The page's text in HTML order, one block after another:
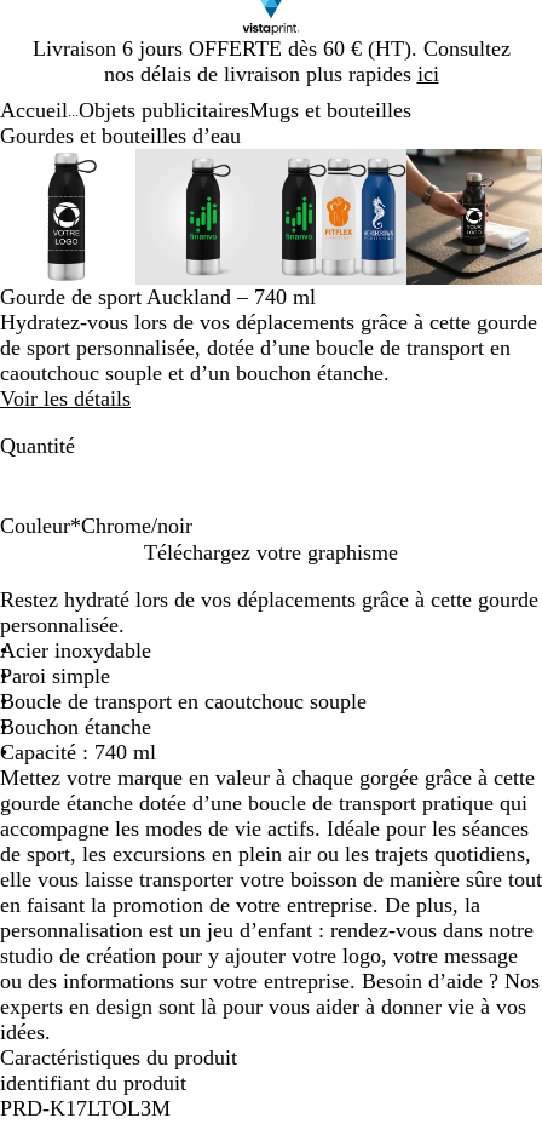
Livraison 6 jours OFFERTE dès 60 € (HT). Consultez
nos délais de livraison plus rapides ici
Diapositive
1
Accueil Objets publicitairesMugs et bouteilles
Gourdes et bouteilles d’eau
Image
zoomable
Zoom
au
minimum
Cliquez
pour
développer
Utilisez
les
touches
plus
et
moins
zoomer
et
les
touches
fléchées
défiler
Image
zoomable
Zoom
au
minimum
Cliquez
pour
développer
Utilisez
les
touches
plus
et
moins
zoomer
et
Image
zoomable
Zoom
minimum
Cliquez
pour
développer
Utilisez
touches
plus
et
moins
pour
zoomer
Image
Zoom
au
Cliquez
pour
Utilisez
les
touches
plus
et
moins
pour
zoomer
Diapositive
Gourde de sport Auckland – 740 ml
Hydratez-vous lors de vos déplacements grâce à cette gourde
de sport personnalisée, dotée d’une boucle de transport en
caoutchouc souple et d’un bouchon étanche.
Voir les détails
Quantité
Couleur*Chrome/noir
r
o
m
e
/
n
o
i
r
r
o
m
e
/
b
l
a
n
c
r
o
m
e
/
b
l
e
u
r
o
y
a
l
Téléchargez votre graphisme
Restez hydraté lors de vos déplacements grâce à cette gourde
personnalisée.
Acier inoxydable
Paroi simple
Boucle de transport en caoutchouc souple
Bouchon étanche
Capacité : 740 ml
Mettez votre marque en valeur à chaque gorgée grâce à cette
gourde étanche dotée d’une boucle de transport pratique qui
accompagne les modes de vie actifs. Idéale pour les séances
de sport, les excursions en plein air ou les trajets quotidiens,
elle vous laisse transporter votre boisson de manière sûre tout
en faisant la promotion de votre entreprise. De plus, la
personnalisation est un jeu d’enfant : rendez-vous dans notre
studio de création pour y ajouter votre logo, votre message
ou des informations sur votre entreprise. Besoin d’aide ? Nos
experts en design sont là pour vous aider à donner vie à vos
idées.
Caractéristiques du produit
identifiant du produit
PRD-K17LTOL3M